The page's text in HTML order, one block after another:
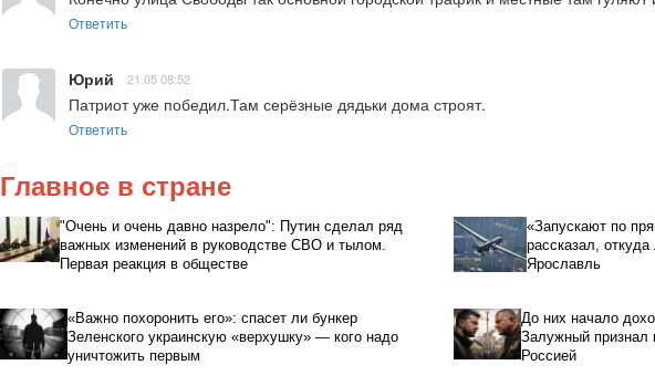
Ответить
Юрий 21.05 08:52
Патриот уже победил.Там серёзные дядьки дома строят.
Ответить
Главное в стране
"Очень и очень давно назрело": Путин сделал ряд
важных изменений в руководстве СВО и тылом.
Первая реакция в обществе
«Запускают по
рассказал,
Ярославль
«Важно похоронить его»: спасет ли бункер
Зеленского украинскую «верхушку» — кого надо
уничтожить первым
До них начало
Залужный признал
Россией